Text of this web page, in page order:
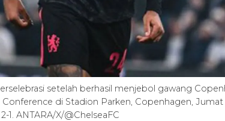
setelah berhasil menjebol gawang
di Stadion Parken, Copenhagen,
1. ANTARA/X/@ChelseaFC